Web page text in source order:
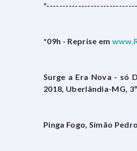
*09h - Reprise em
Surge a Era Nova - só
2018, Uberlândia-MG,
Pinga Fogo, Simão